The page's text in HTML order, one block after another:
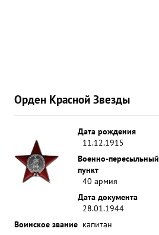
Орден Красной Звезды
Дата рождения
11.12.1915
Военно-пересыльный
пункт
40 армия
Дата документа
28.01.1944
Воинское звание капитан